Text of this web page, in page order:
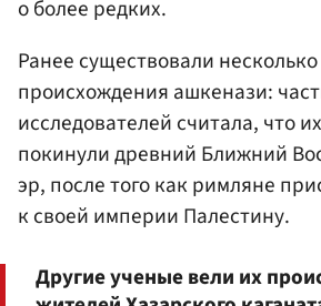
о более редких.
Ранее существовали
происхождения ашкенази:
исследователей считала, что
покинули древний Ближний
эр, после того как римляне
к своей империи Палестину.
Другие ученые вели их